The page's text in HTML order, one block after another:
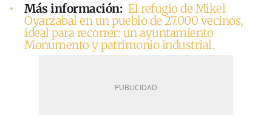
Más información: El refugio de Mikel
Oyarzabal en un pueblo de 27.000 vecinos,
ideal para recorrer: un ayuntamiento
Monumento y patrimonio industrial.